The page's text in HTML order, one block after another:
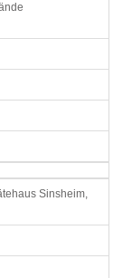
Sinsheim,